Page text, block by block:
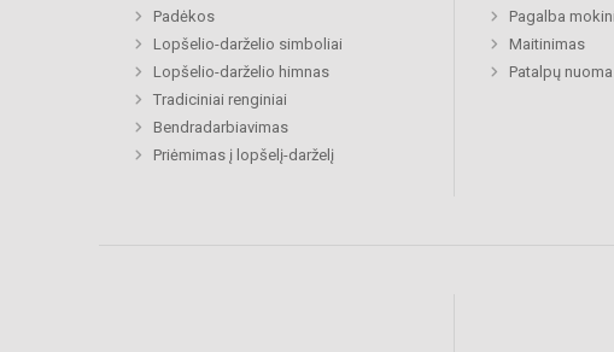
Padėkos
Lopšelio-darželio simboliai
Lopšelio-darželio himnas
Tradiciniai renginiai
Bendradarbiavimas
Priėmimas į lopšelį-darželį
Pagalba
Maitinimas
Patalpų nuoma